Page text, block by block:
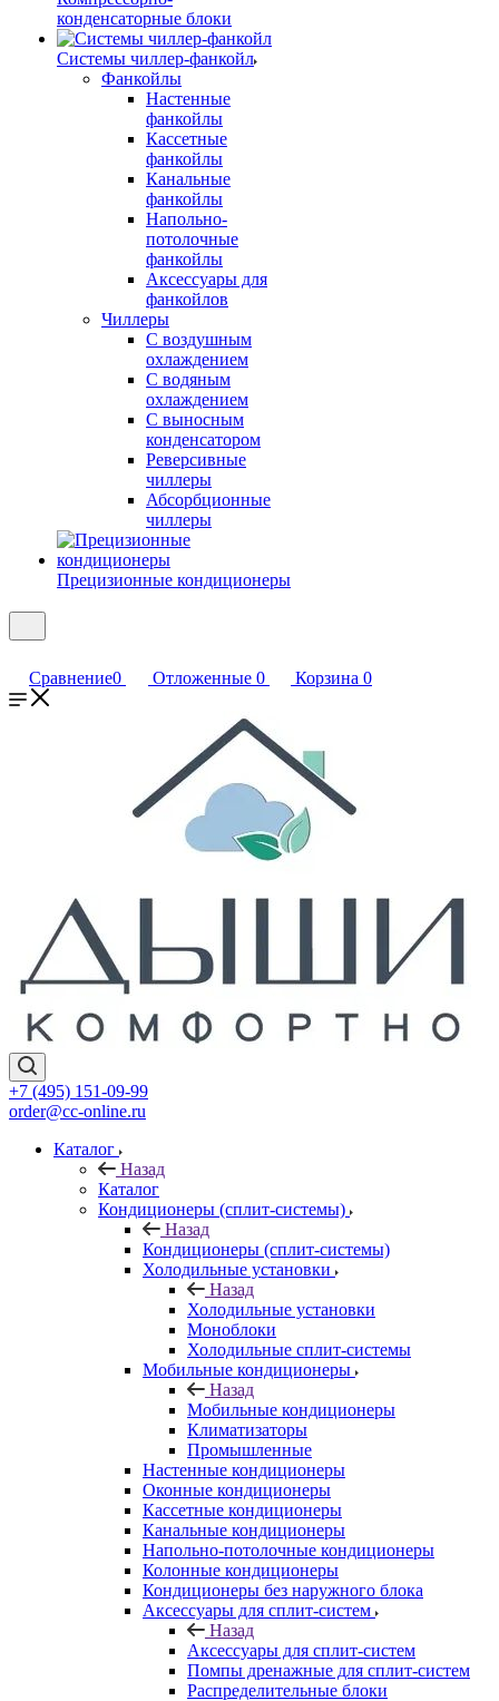
конденсаторные блоки
Системы чиллер-фанкойл
Фанкойлы
Настенные
фанкойлы
Кассетные
фанкойлы
Канальные
фанкойлы
Напольно-
потолочные
фанкойлы
Аксессуары для
фанкойлов
Чиллеры
С воздушным
охлаждением
С водяным
охлаждением
С выносным
конденсатором
Реверсивные
чиллеры
Абсорбционные
чиллеры
Прецизионные кондиционеры
Сравнение0 Отложенные 0 Корзина 0
+7 (495) 151-09-99
order@cc-online.ru
Каталог
Назад
Каталог
Кондиционеры (сплит-системы)
Назад
Кондиционеры (сплит-системы)
Холодильные установки
Назад
Холодильные установки
Моноблоки
Холодильные сплит-системы
Мобильные кондиционеры
Назад
Мобильные кондиционеры
Климатизаторы
Промышленные
Настенные кондиционеры
Оконные кондиционеры
Кассетные кондиционеры
Канальные кондиционеры
Напольно-потолочные кондиционеры
Колонные кондиционеры
Кондиционеры без наружного блока
Аксессуары для сплит-систем
Назад
Аксессуары для сплит-систем
Помпы дренажные для сплит-систем
Распределительные блоки